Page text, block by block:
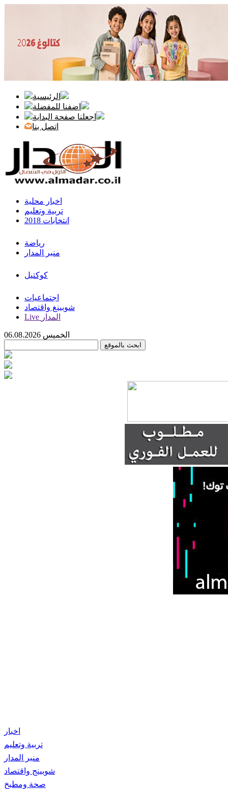
الرئيسية
اضفنا للمفضلة
اجعلنا صفحة البداية
اتصل بنا
اخبار محلية
تربية وتعليم
انتخابات 2018
رياضة
منبر المدار
كوكتيل
اجتماعيات
شوبينغ واقتصاد
Live المدار
اخبار
تربية وتعليم
منبر المدار
شوبينج واقتصاد
صحة ومطبخ